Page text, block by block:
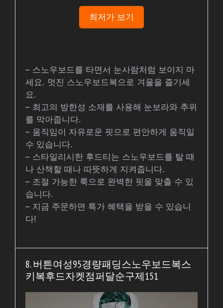
최저가 보기
– 스노우보드를 타면서 눈사람처럼 보이지 마
세요. 멋진 스노우보드복으로 겨울을 즐기세
요.
– 최고의 방한성 소재를 사용해 눈보라와 추위
를 막아줍니다.
– 움직임이 자유로운 핏으로 편안하게 움직일
수 있습니다.
– 스타일리시한 후드티는 스노우보드를 탈 때
나 산책할 때나 따뜻하게 지켜줍니다.
– 조절 가능한 룩으로 완벽한 핏을 맞출 수 있
습니다.
– 지금 주문하면 특가 혜택을 받을 수 있습니
다!
8. 버튼여성95경량패딩스노우보드복스
키복후드자켓점퍼달순구제151